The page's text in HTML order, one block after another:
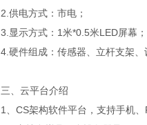
2.供电方式：市电；
3.显示方式：1米*0.5米LED屏幕；
4.硬件组成：传感器、立杆支架
三、云平台介绍
1、CS架构软件平台，支持手机